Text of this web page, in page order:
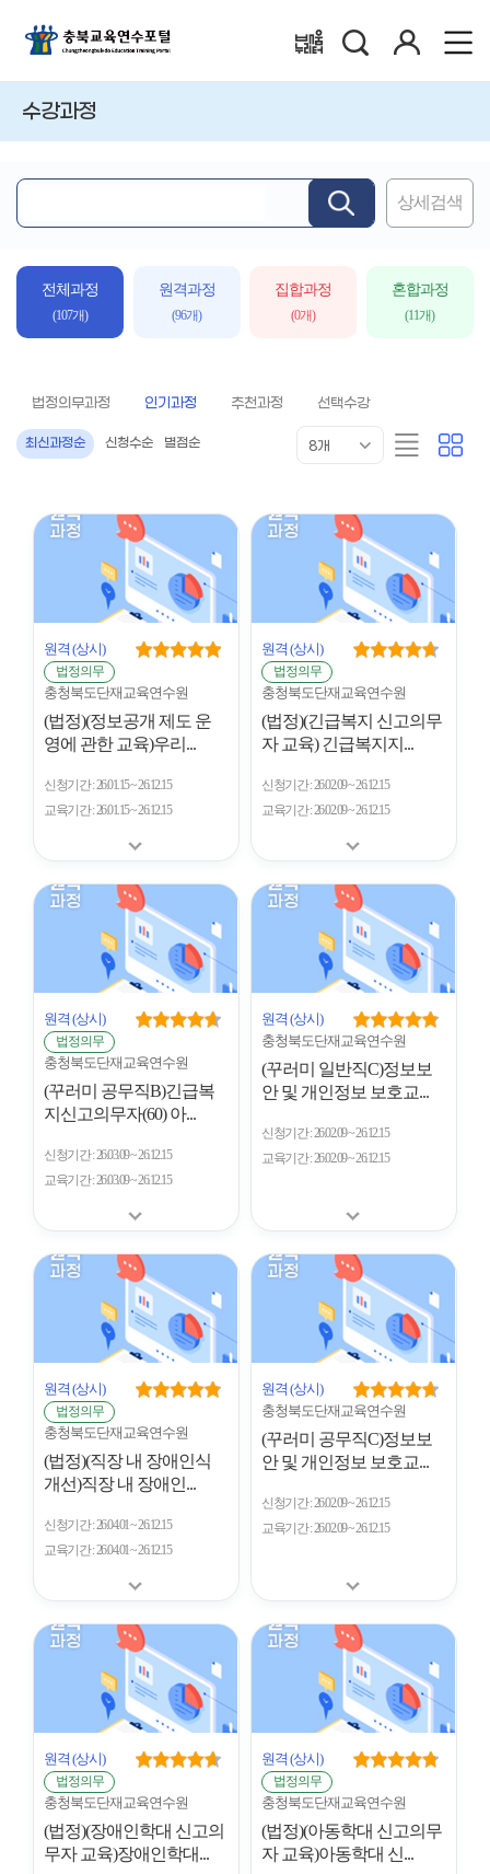
배움누리터
수강과정
심
상세검색
전체과정
(107개)
원격과정
(96개)
집합과정
(0개)
혼합과정
(11개)
법정의무과정 인기과정 추천과정 선택수강
최신과정순 신청수순 별점순
개
수
8개
리
스
카
드
원격 (상시)
법정의무
충청북도단재교육연수원
(법정)(정보공개 제도 운
영에 관한 교육)우리...
신청기간 26.01.15 ~ 26.12.15
교육기간 26.01.15 ~ 26.12.15
원격 (상시)
법정의무
충청북도단재교육연수원
(법정)(긴급복지 신고의무
자 교육) 긴급복지지...
신청기간 26.02.09 ~ 26.12.15
교육기간 26.02.09 ~ 26.12.15
원격 (상시)
법정의무
충청북도단재교육연수원
(꾸러미 공무직B)긴급복
지신고의무자(60) 아...
신청기간 26.03.09 ~ 26.12.15
교육기간 26.03.09 ~ 26.12.15
원격 (상시)
충청북도단재교육연수원
(꾸러미 일반직C)정보보
안 및 개인정보 보호교...
신청기간 26.02.09 ~ 26.12.15
교육기간 26.02.09 ~ 26.12.15
원격 (상시)
법정의무
충청북도단재교육연수원
(법정)(직장 내 장애인식
개선)직장 내 장애인...
신청기간 26.04.01 ~ 26.12.15
교육기간 26.04.01 ~ 26.12.15
원격 (상시)
충청북도단재교육연수원
(꾸러미 공무직C)정보보
안 및 개인정보 보호교...
신청기간 26.02.09 ~ 26.12.15
교육기간 26.02.09 ~ 26.12.15
원격 (상시)
법정의무
충청북도단재교육연수원
(법정)(장애인학대 신고의
무자 교육)장애인학대...
원격 (상시)
법정의무
충청북도단재교육연수원
(법정)(아동학대 신고의무
자 교육)아동학대 신...